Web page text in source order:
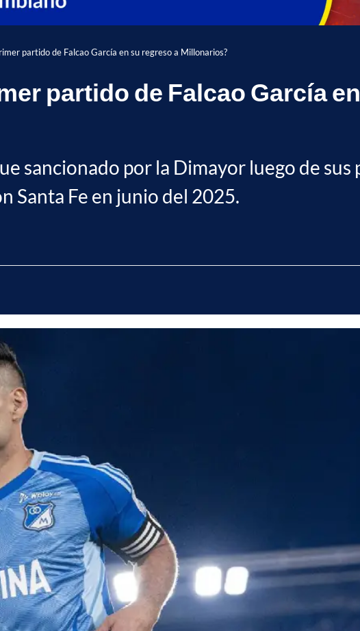
partido de Falcao García en su regreso a Millonarios?
partido de Falcao García
sancionado por la Dimayor luego de sus
Santa Fe en junio del 2025.